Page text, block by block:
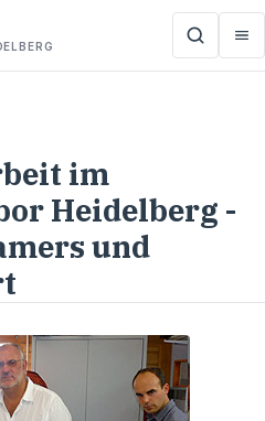
im
Heidelberg -
und